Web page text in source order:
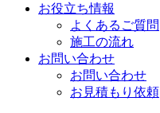
お役立ち情報
よくあるご質問
施工の流れ
お問い合わせ
お問い合わせ
お見積もり依頼